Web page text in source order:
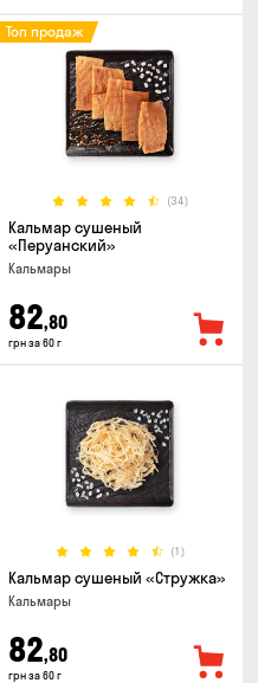
(34)
Топ продаж
Кальмар сушеный
«Перуанский»
Кальмары
82,80
грн за 60 г
(1)
Кальмар сушеный «Стружка»
Кальмары
82,80
грн за 60 г